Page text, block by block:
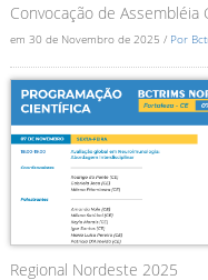
Convocação de Assembléia
em 30 de Novembro de 2025 / Por
Regional Nordeste 2025